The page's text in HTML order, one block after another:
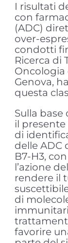
I risultati
con
(ADC)
over-
condotti
Ricerca di
Oncologia
Genova,
questa
Sulla
il
di
delle ADC
B7-H3,
l’azione
rendere il
di
favorire